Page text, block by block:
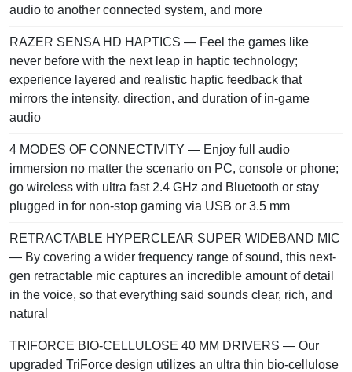
audio to another connected system, and more
RAZER SENSA HD HAPTICS — Feel the games like
never before with the next leap in haptic technology;
experience layered and realistic haptic feedback that
mirrors the intensity, direction, and duration of in-game
audio
4 MODES OF CONNECTIVITY — Enjoy full audio
immersion no matter the scenario on PC, console or phone;
go wireless with ultra fast 2.4 GHz and Bluetooth or stay
plugged in for non-stop gaming via USB or 3.5 mm
RETRACTABLE HYPERCLEAR SUPER WIDEBAND MIC
— By covering a wider frequency range of sound, this next-
gen retractable mic captures an incredible amount of detail
in the voice, so that everything said sounds clear, rich, and
natural
TRIFORCE BIO-CELLULOSE 40 MM DRIVERS — Our
upgraded TriForce design utilizes an ultra thin bio-cellulose